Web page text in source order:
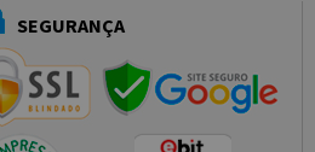
SEGURANÇA